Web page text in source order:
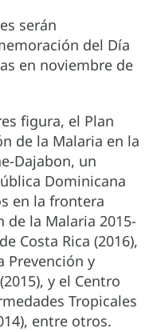
serán
del Día
en noviembre de
figura, el Plan
de la Malaria en la
Dajabon, un
Dominicana
en la frontera
de la Malaria 2015-
Costa Rica (2016),
Prevención y
y el Centro
Tropicales
entre otros.